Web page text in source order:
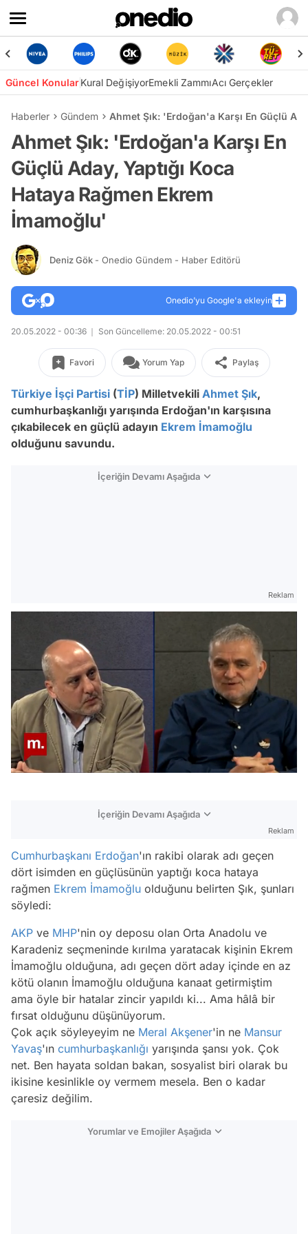
Güncel KonularKural DeğişiyorEmekli ZammıAcı Gerçekler
Haberler Gündem Ahmet Şık: 'Erdoğan'a Karşı En Güçlü
Ahmet Şık: 'Erdoğan'a Karşı En
Güçlü Aday, Yaptığı Koca
Hataya Rağmen Ekrem
İmamoğlu'
Deniz Gök - Onedio Gündem - Haber Editörü
Onedio’yu Google'a ekleyin
20.05.2022 - 00:36 Son Güncelleme: 20.05.2022 - 00:51
Favori Yorum Yap Paylaş
Türkiye İşçi Partisi (TİP) Milletvekili Ahmet Şık,
cumhurbaşkanlığı yarışında Erdoğan'ın karşısına
çıkabilecek en güçlü adayın Ekrem İmamoğlu
olduğunu savundu.
İçeriğin Devamı Aşağıda
Reklam
/
İçeriğin Devamı Aşağıda
Reklam
Cumhurbaşkanı Erdoğan'ın rakibi olarak adı geçen
dört isimden en güçlüsünün yaptığı koca hataya
rağmen Ekrem İmamoğlu olduğunu belirten Şık, şunları
söyledi:
AKP ve MHP'nin oy deposu olan Orta Anadolu ve
Karadeniz seçmeninde kırılma yaratacak kişinin Ekrem
İmamoğlu olduğuna, adı geçen dört aday içinde en az
kötü olanın İmamoğlu olduğuna kanaat getirmiştim
ama öyle bir hatalar zincir yapıldı ki... Ama hâlâ bir
fırsat olduğunu düşünüyorum.
Çok açık söyleyeyim ne Meral Akşener'in ne Mansur
Yavaş'ın cumhurbaşkanlığı yarışında şansı yok. Çok
net. Ben hayata soldan bakan, sosyalist biri olarak bu
ikisine kesinlikle oy vermem mesela. Ben o kadar
çaresiz değilim.
Yorumlar ve Emojiler Aşağıda